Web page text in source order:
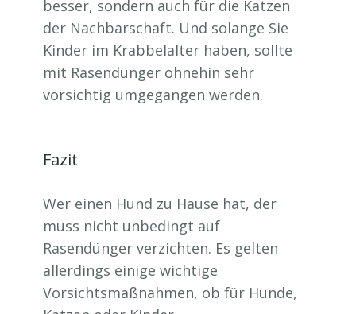
besser, sondern auch für die Katzen
der Nachbarschaft. Und solange Sie
Kinder im Krabbelalter haben, sollte
mit Rasendünger ohnehin sehr
vorsichtig umgegangen werden.
Fazit
Wer einen Hund zu Hause hat, der
muss nicht unbedingt auf
Rasendünger verzichten. Es gelten
allerdings einige wichtige
Vorsichtsmaßnahmen, ob für Hunde,